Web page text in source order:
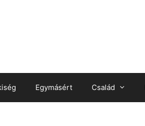
Egymásért Család